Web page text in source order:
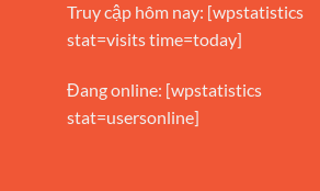
Truy cập hôm nay: [wpstatistics
stat=visits time=today]
Đang online: [wpstatistics
stat=usersonline]